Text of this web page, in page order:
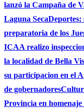
lanzó la Campaña de
Laguna SecaDeportes:
preparatoria de los
ICAA realizo
la localidad de Bella
su participacion en el
de gobernadores
Provincia en